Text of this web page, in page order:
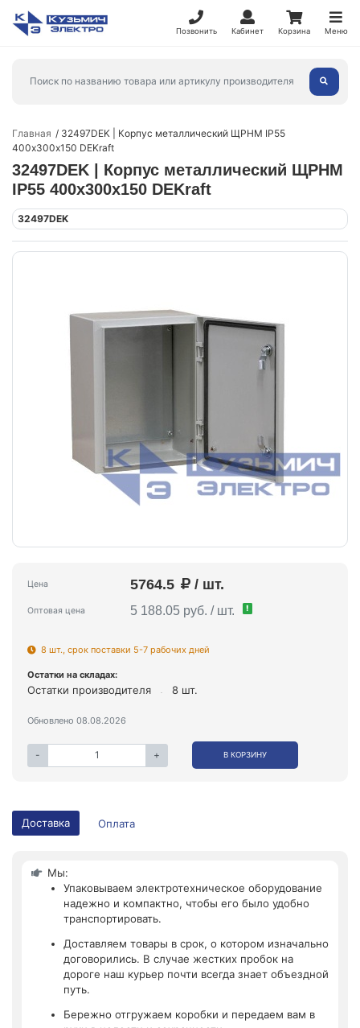
Позвонить Кабинет Корзина Меню
Главная
32497DEK | Корпус металлический ЩРНМ IP55
400х300х150 DEKraft
32497DEK | Корпус металлический ЩРНМ
IP55 400х300х150 DEKraft
32497DEK
Цена 5764.5 / шт.
Оптовая цена 5 188.05 руб. / шт. !
8 шт., срок поставки 5-7 рабочих дней
Остатки на складах:
Остатки производителя 8 шт.
Обновлено 08.08.2026
- + В КОРЗИНУ
Доставка Оплата
Мы:
Упаковываем электротехническое оборудование
надежно и компактно, чтобы его было удобно
транспортировать.
Доставляем товары в срок, о котором изначально
договорились. В случае жестких пробок на
дороге наш курьер почти всегда знает объездной
путь.
Бережно отгружаем коробки и передаем вам в